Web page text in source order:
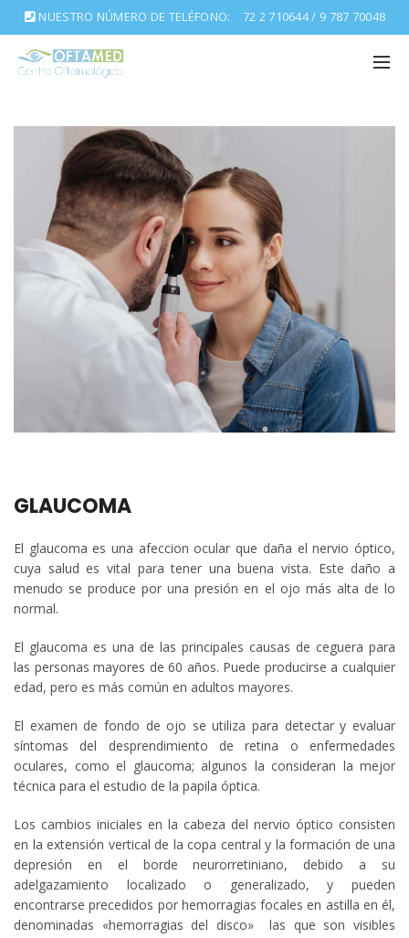
NUESTRO NÚMERO DE TELÉFONO: 72 2 710644 / 9 787 70048
GLAUCOMA
El glaucoma es una afeccion ocular que daña el nervio óptico,
cuya salud es vital para tener una buena vista. Este daño a
menudo se produce por una presión en el ojo más alta de lo
normal.
El glaucoma es una de las principales causas de ceguera para
las personas mayores de 60 años. Puede producirse a cualquier
edad, pero es más común en adultos mayores.
El examen de fondo de ojo se utiliza para detectar y evaluar
síntomas del desprendimiento de retina o enfermedades
oculares, como el glaucoma; algunos la consideran la mejor
técnica para el estudio de la papila óptica.
Los cambios iniciales en la cabeza del nervio óptico consisten
en la extensión vertical de la copa central y la formación de una
depresión en el borde neurorretiniano, debido a su
adelgazamiento localizado o generalizado, y pueden
encontrarse precedidos por hemorragias focales en astilla en él,
denominadas «hemorragias del disco» las que son visibles